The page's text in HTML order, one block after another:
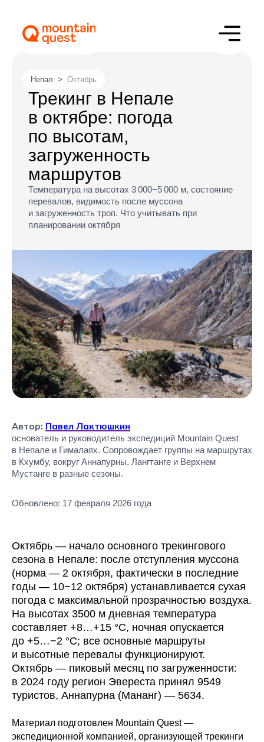
Непал > Октябрь
Трекинг в Непале
в октябре: погода
по высотам,
загруженность
маршрутов
Температура на высотах 3 000−5 000 м, состояние
перевалов, видимость после муссона
и загруженность троп. Что учитывать при
планировании октября
Автор: Павел Лактюшкин
основатель и руководитель экспедиций Mountain Quest
в Непале и Гималаях. Сопровождает группы на маршрутах
в Кхумбу, вокруг Аннапурны, Лангтанге и Верхнем
Мустанге в разные сезоны.
Обновлено: 17 февраля 2026 года
Октябрь — начало основного трекингового
сезона в Непале: после отступления муссона
(норма — 2 октября, фактически в последние
годы — 10−12 октября) устанавливается сухая
погода с максимальной прозрачностью воздуха.
На высотах 3500 м дневная температура
составляет +8…+15 °C, ночная опускается
до +5…−2 °C; все основные маршруты
и высотные перевалы функционируют.
Октябрь — пиковый месяц по загруженности:
в 2024 году регион Эвереста принял 9549
туристов, Аннапурна (Мананг) — 5634.
Материал подготовлен Mountain Quest —
экспедиционной компанией, организующей трекинги